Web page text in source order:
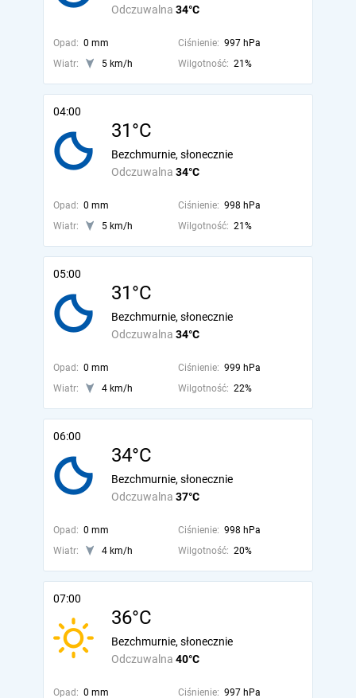
Odczuwalna 34°C
Opad: 0 mm Ciśnienie: 997 hPa
Wiatr:
5 km/h Wilgotność: 21%
04:00
31°C
Odczuwalna 34°C
Bezchmurnie, słonecznie
Opad: 0 mm Ciśnienie: 998 hPa
Wiatr:
5 km/h Wilgotność: 21%
05:00
31°C
Odczuwalna 34°C
Bezchmurnie, słonecznie
Opad: 0 mm Ciśnienie: 999 hPa
Wiatr:
4 km/h Wilgotność: 22%
06:00
34°C
Odczuwalna 37°C
Bezchmurnie, słonecznie
Opad: 0 mm Ciśnienie: 998 hPa
Wiatr:
4 km/h Wilgotność: 20%
07:00
36°C
Odczuwalna 40°C
Bezchmurnie, słonecznie
Opad: 0 mm Ciśnienie: 997 hPa